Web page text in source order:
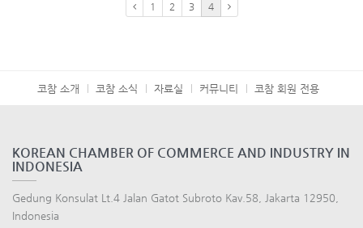
1 2 3 4
코참 소개 코참 소식 자료실 커뮤니티 코참 회원 전용
KOREAN CHAMBER OF COMMERCE AND INDUSTRY IN
INDONESIA
Gedung Konsulat Lt.4 Jalan Gatot Subroto Kav.58, Jakarta 12950,
Indonesia